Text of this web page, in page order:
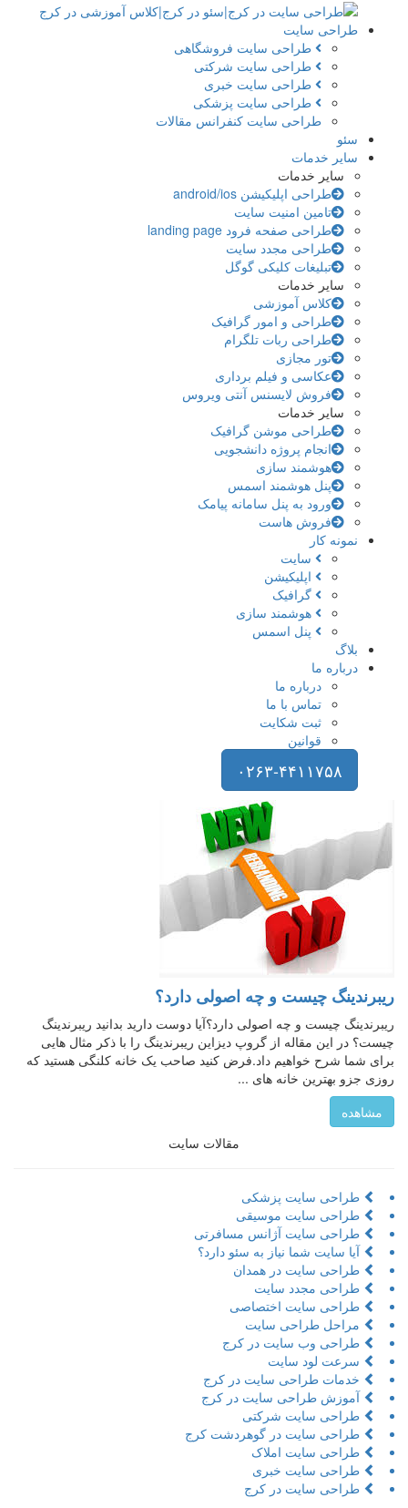
طراحی سایت
طراحی سایت فروشگاهی
طراحی سایت شرکتی
طراحی سایت خبری
طراحی سایت پزشکی
طراحی سایت کنفرانس مقالات
سئو
سایر خدمات
سایر خدمات
طراحی اپلیکیشن android/ios
تامین امنیت سایت
طراحی صفحه فرود landing page
طراحی مجدد سایت
تبلیغات کلیکی گوگل
سایر خدمات
کلاس آموزشی
طراحی و امور گرافیک
طراحی ربات تلگرام
تور مجازی
عکاسی و فیلم برداری
فروش لایسنس آنتی ویروس
سایر خدمات
طراحی موشن گرافیک
انجام پروژه دانشجویی
هوشمند سازی
پنل هوشمند اسمس
ورود به پنل سامانه پیامک
فروش هاست
نمونه کار
سایت
اپلیکیشن
گرافیک
هوشمند سازی
پنل اسمس
بلاگ
درباره ما
درباره ما
تماس با ما
ثبت شکایت
قوانین
۰۲۶۳-۴۴۱۱۷۵۸
ریبرندینگ چیست و چه اصولی دارد؟
ریبرندینگ چیست و چه اصولی دارد؟آیا دوست دارید بدانید ریبرندینگ
چیست؟ در این مقاله از گروپ دیزاین ریبرندینگ را با ذکر مثال هایی
برای شما شرح خواهیم داد.فرض کنید صاحب یک خانه کلنگی هستید که
روزی جزو بهترین خانه‌ های ...
مشاهده
مقالات سایت
طراحی سایت پزشکی
طراحی سایت موسیقی
طراحی سایت آژانس مسافرتی
آیا سایت شما نیاز به سئو دارد؟
طراحی سایت در همدان
طراحی مجدد سایت
طراحی سایت اختصاصی
مراحل طراحی سایت
طراحی وب سایت در کرج
سرعت لود سایت
خدمات طراحی سایت در کرج
آموزش طراحی سایت در کرج
طراحی سایت شرکتی
طراحی سایت در گوهردشت کرج
طراحی سایت املاک
طراحی سایت خبری
طراحی سایت در کرج